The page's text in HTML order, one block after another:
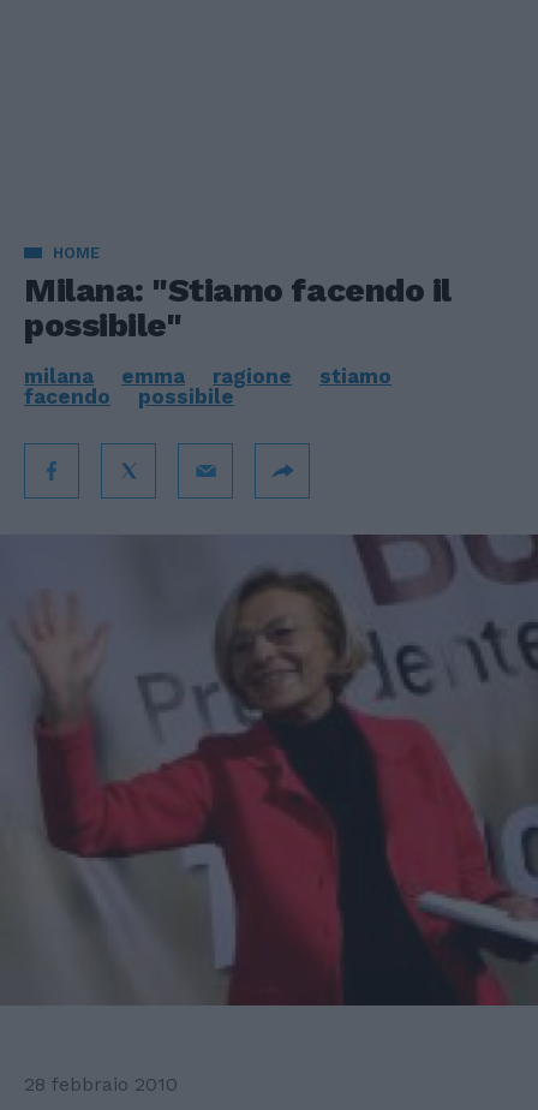
HOME
Milana: "Stiamo facendo il
possibile"
milana emma ragione
stiamo
facendo
possibile
28 febbraio 2010